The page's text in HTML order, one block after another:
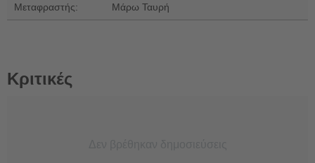
Μεταφραστής: Μάρω Ταυρή
Κριτικές